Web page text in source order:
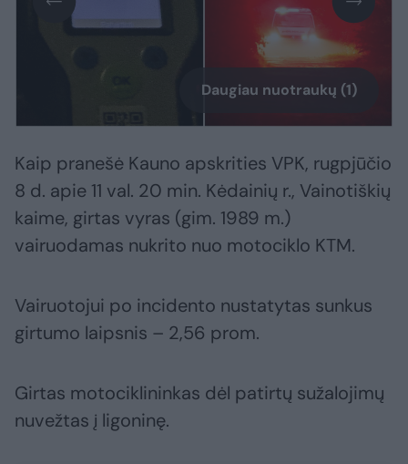
Daugiau nuotraukų (1)
Kaip pranešė Kauno apskrities VPK, rugpjūčio
8 d. apie 11 val. 20 min. Kėdainių r., Vainotiškių
kaime, girtas vyras (gim. 1989 m.)
vairuodamas nukrito nuo motociklo KTM.
Vairuotojui po incidento nustatytas sunkus
girtumo laipsnis – 2,56 prom.
Girtas motociklininkas dėl patirtų sužalojimų
nuvežtas į ligoninę.